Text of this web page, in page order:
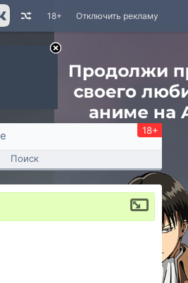
Отключить рекламу
18+
18+
Поиск